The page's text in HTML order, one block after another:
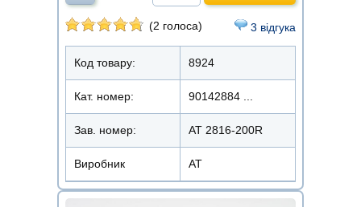
(2 голоса) 3 відгука
Код товару: 8924
Кат. номер: 90142884 ...
Зав. номер: AT 2816-200R
Виробник АТ